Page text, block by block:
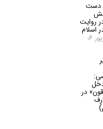
دست
روایت
اسلام
در